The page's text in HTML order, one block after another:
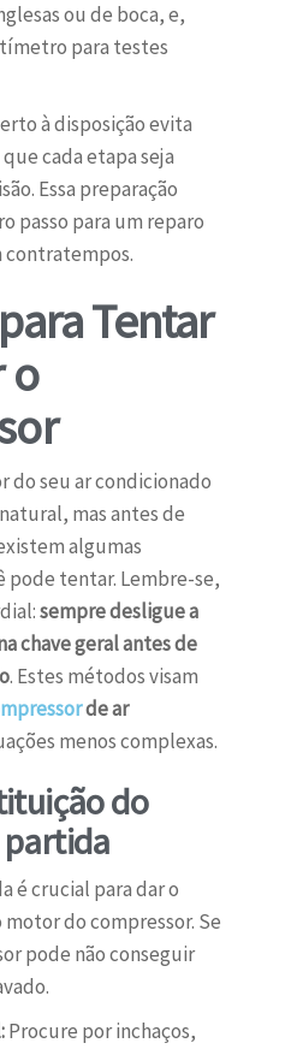
ou de boca, e,
para testes
à disposição evita
cada etapa seja
Essa preparação
passo para um reparo
contratempos.
Tentar
o
do seu ar condicionado
mas antes de
algumas
pode tentar. Lembre-se,
sempre desligue a
chave geral antes de
. Estes métodos visam
de ar
menos complexas.
do
é crucial para dar o
do compressor. Se
pode não conseguir
Procure por inchaços,